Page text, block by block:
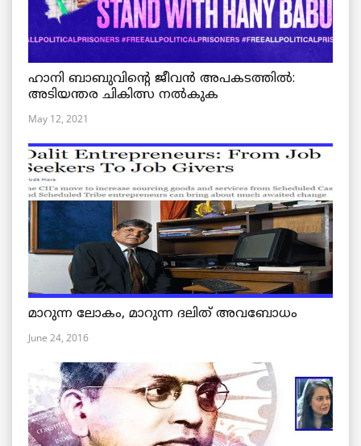
ഹാനി ബാബുവിന്റെ ജീവൻ അപകടത്തിൽ:
അടിയന്തര ചികിത്സ നൽകുക
May 12, 2021
മാറുന്ന ലോകം, മാറുന്ന ദലിത് അവബോധം
June 24, 2016